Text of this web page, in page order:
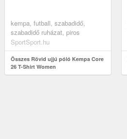
kempa, futball, szabadidő,
szabadidő ruházat, piros
SportSport.hu
Összes Rövid ujjú póló Kempa Core
26 T-Shirt Women